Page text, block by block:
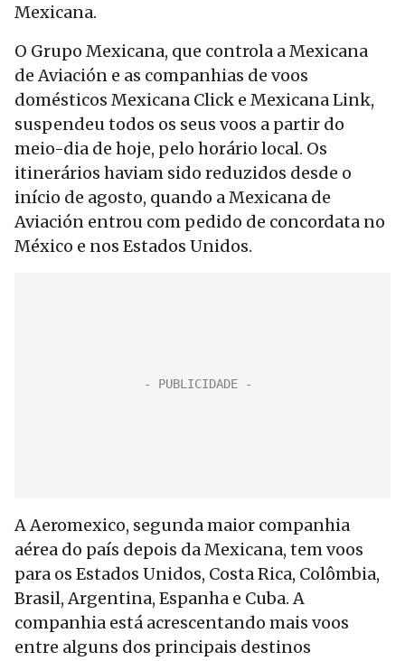
Mexicana.
O Grupo Mexicana, que controla a Mexicana
de Aviación e as companhias de voos
domésticos Mexicana Click e Mexicana Link,
suspendeu todos os seus voos a partir do
meio-dia de hoje, pelo horário local. Os
itinerários haviam sido reduzidos desde o
início de agosto, quando a Mexicana de
Aviación entrou com pedido de concordata no
México e nos Estados Unidos.
A Aeromexico, segunda maior companhia
aérea do país depois da Mexicana, tem voos
para os Estados Unidos, Costa Rica, Colômbia,
Brasil, Argentina, Espanha e Cuba. A
companhia está acrescentando mais voos
entre alguns dos principais destinos